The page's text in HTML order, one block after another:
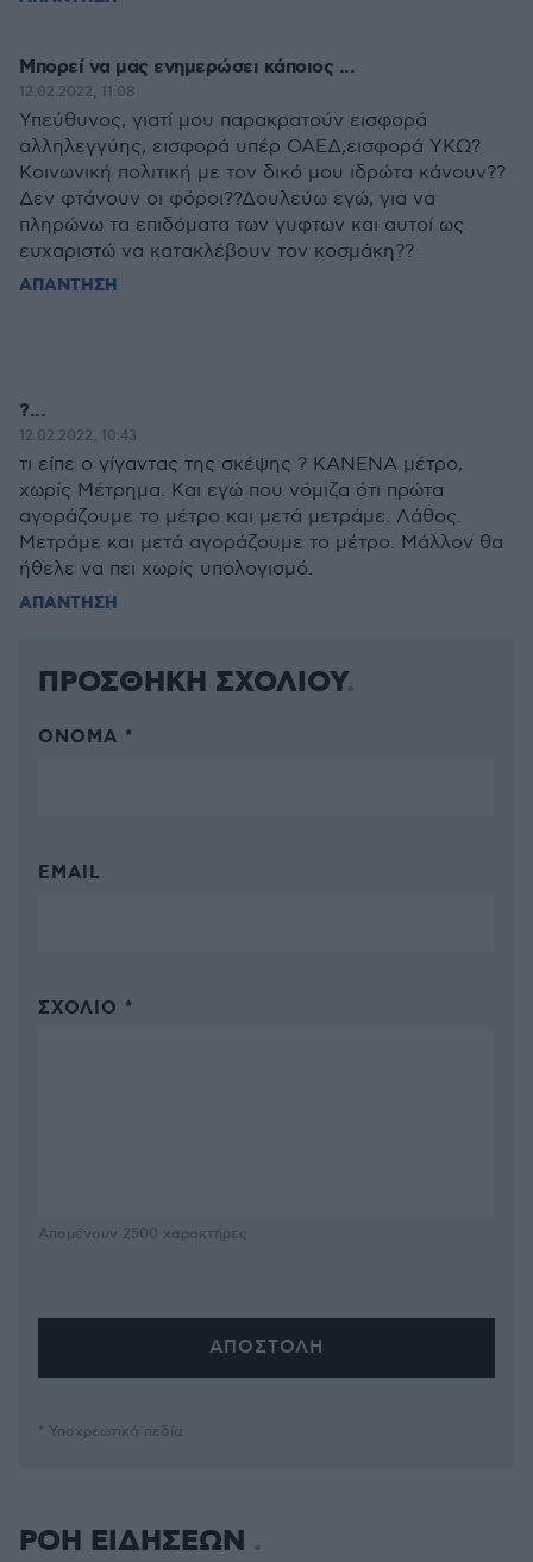
Μπορεί να μας ενημερώσει κάποιος ...
12.02.2022, 11:08
Υπεύθυνος, γιατί μου παρακρατούν εισφορά
αλληλεγγύης, εισφορά υπέρ ΟΑΕΔ,εισφορά ΥΚΩ?
Κοινωνική πολιτική με τον δικό μου ιδρώτα κάνουν??
Δεν φτάνουν οι φόροι??Δουλεύω εγώ, για να
πληρώνω τα επιδόματα των γυφτων και αυτοί ως
ευχαριστώ να κατακλέβουν τον κοσμάκη??
ΑΠΑΝΤΗΣΗ
?...
12.02.2022, 10:43
τι είπε ο γίγαντας της σκέψης ? ΚΑΝΕΝΑ μέτρο,
χωρίς Μέτρημα. Και εγώ που νόμιζα ότι πρώτα
αγοράζουμε το μέτρο και μετά μετράμε. Λάθος.
Μετράμε και μετά αγοράζουμε το μέτρο. Μάλλον θα
ήθελε να πει χωρίς υπολογισμό.
ΑΠΑΝΤΗΣΗ
ΠΡΟΣΘΗΚΗ ΣΧΟΛΙΟΥ
ΌΝΟΜΑ *
EMAIL
ΣΧΌΛΙΟ *
Απομένουν 2500 χαρακτήρες
* Υποχρεωτικά πεδία
ΡΟΗ ΕΙΔΗΣΕΩΝ